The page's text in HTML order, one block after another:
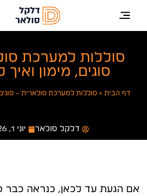
סוללות למערכת
סוגים, מימון ואיך
דף הבית » סוללות למערכת סולארית –
דלקל סולאר יוני 1, 2026
אם הגעת עד לכאן, כנראה כבר